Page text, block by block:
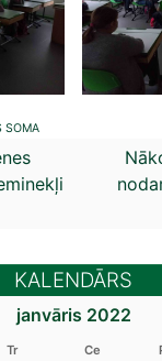
SOMA
KALENDĀRS
janvāris 2022
Tr Ce